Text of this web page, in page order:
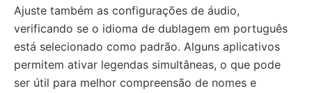
Ajuste também as configurações de áudio,
verificando se o idioma de dublagem em português
está selecionado como padrão. Alguns aplicativos
permitem ativar legendas simultâneas, o que pode
ser útil para melhor compreensão de nomes e